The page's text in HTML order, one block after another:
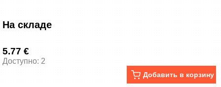
На складе
5.77 €
Доступно: 2
Добавить в корзину